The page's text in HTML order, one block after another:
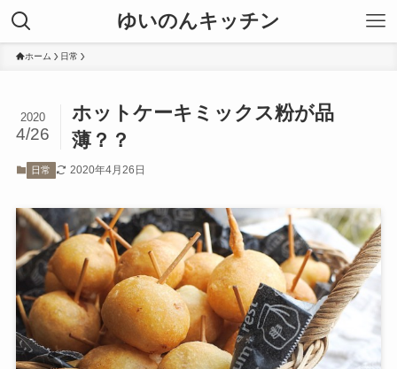
ゆいのんキッチン
ホーム 日常
ホットケーキミックス粉が品
薄？？
2020
4/26
日常 2020年4月26日